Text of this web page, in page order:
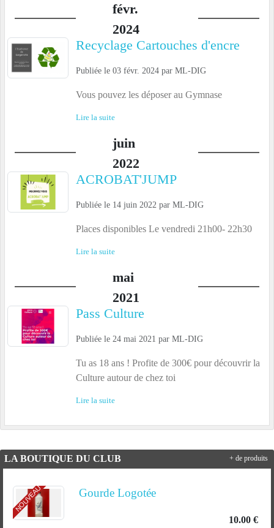
févr.
2024
Recyclage Cartouches d'encre
Publiée le 03 févr. 2024 par ML-DIG
Vous pouvez les déposer au Gymnase
Lire la suite
juin
2022
ACROBAT'JUMP
Publiée le 14 juin 2022 par ML-DIG
Places disponibles Le vendredi 21h00- 22h30
Lire la suite
mai
2021
Pass Culture
Publiée le 24 mai 2021 par ML-DIG
Tu as 18 ans ! Profite de 300€ pour découvrir la
Culture autour de chez toi
Lire la suite
LA BOUTIQUE DU CLUB
NOUVEAU Gourde Logotée
10.00 €
+ de produits